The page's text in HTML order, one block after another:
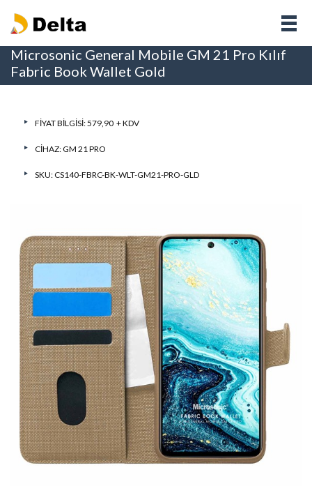
Microsonic General Mobile GM 21 Pro Kılıf
Fabric Book Wallet Gold
FIYAT BILGISI: 579,90 + KDV
CIHAZ:GM 21 PRO
SKU: CS140-FBRC-BK-WLT-GM21-PRO-GLD